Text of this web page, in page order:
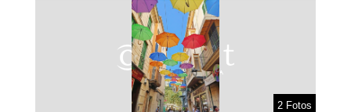
2 Fotos